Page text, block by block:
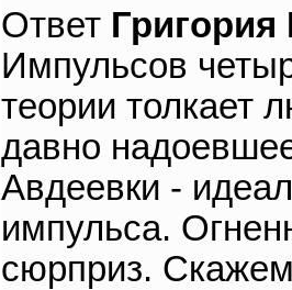
Ответ
Импульсов
теории толкает
давно
Авдеевки -
импульса.
сюрприз.